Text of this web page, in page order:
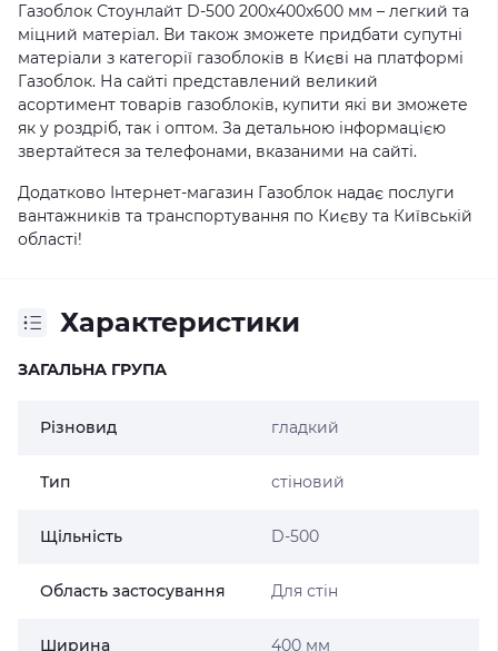
Газоблок Стоунлайт D-500 200x400x600 мм – легкий та
міцний матеріал. Ви також зможете придбати супутні
матеріали з категорії газоблоків в Києві на платформі
Газоблок. На сайті представлений великий
асортимент товарів газоблоків, купити які ви зможете
як у роздріб, так і оптом. За детальною інформацією
звертайтеся за телефонами, вказаними на сайті.
Додатково Інтернет-магазин Газоблок надає послуги
вантажників та транспортування по Києву та Київській
області!
Характеристики
ЗАГАЛЬНА ГРУПА
Різновид гладкий
Тип стіновий
Щільність D-500
Область застосування Для стін
Ширина 400 мм